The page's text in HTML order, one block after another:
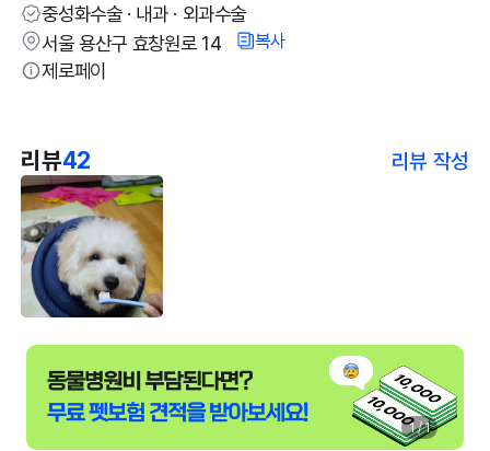
중성화수술 · 내과 · 외과수술
서울 용산구 효창원로 14
복사
제로페이
리뷰42 리뷰 작성
1 / 1